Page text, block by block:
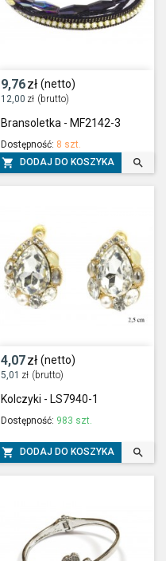
9,76zł (netto)
12,00 zł (brutto)
Bransoletka - MF2142-3
Dostępność: 8 szt.
 DODAJ DO KOSZYKA 
4,07zł (netto)
5,01 zł (brutto)
Kolczyki - LS7940-1
Dostępność: 983 szt.
 DODAJ DO KOSZYKA 